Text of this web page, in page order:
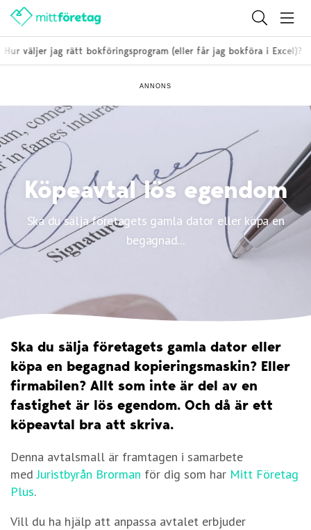
väljer jag rätt bokföringsprogram (eller får jag bokföra i Excel)?
ANNONS
Köpeavtal lös egendom
Ska du sälja företagets gamla dator eller köpa en
begagnad...
Ska du sälja företagets gamla dator eller
köpa en begagnad kopieringsmaskin? Eller
firmabilen? Allt som inte är del av en
fastighet är lös egendom. Och då är ett
köpeavtal bra att skriva.
Denna avtalsmall är framtagen i samarbete
medJuristbyrån Brorman för dig som har Mitt Företag
Plus.
Vill du ha hjälp att anpassa avtalet erbjuder